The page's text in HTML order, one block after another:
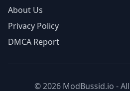
About Us
Privacy Policy
DMCA Report
© 2026 ModBussid.io -